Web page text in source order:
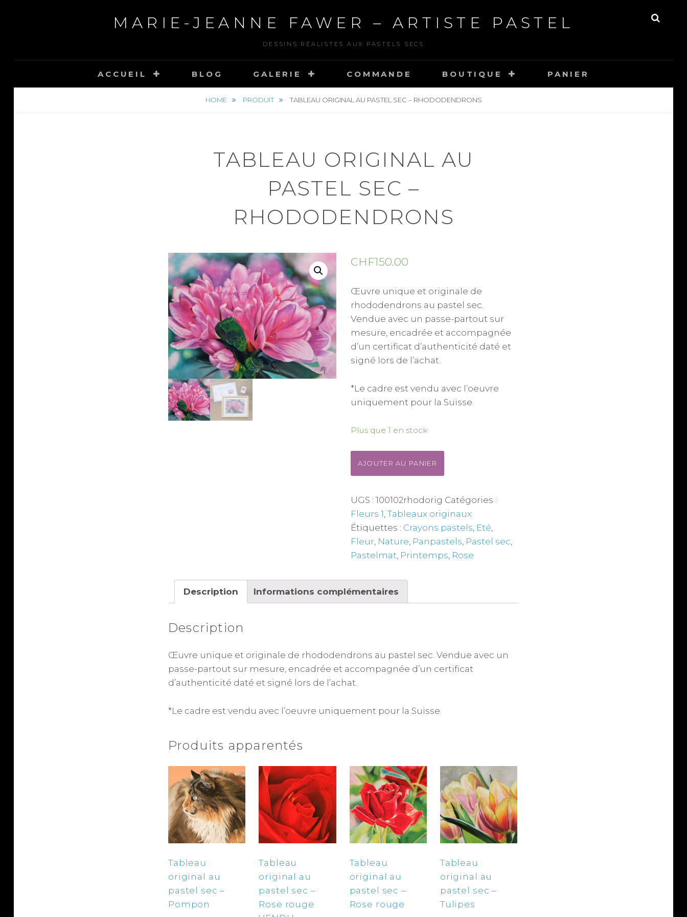
MARIE-JEANNE FAWER – ARTISTE PASTEL
DESSINS RÉALISTES AUX PASTELS SECS
ACCUEIL BLOG GALERIE COMMANDE BOUTIQUE PANIER
HOME PRODUIT TABLEAU ORIGINAL AU PASTEL SEC – RHODODENDRONS
TABLEAU ORIGINAL AU
PASTEL SEC –
RHODODENDRONS
CHF150.00
Œuvre unique et originale de
rhododendrons au pastel sec.
Vendue avec un passe-partout sur
mesure, encadrée et accompagnée
d’un certificat d’authenticité daté et
signé lors de l’achat.
*Le cadre est vendu avec l’oeuvre
uniquement pour la Suisse.
Plus que 1 en stock
AJOUTER AU PANIER
UGS : 100102rhodorig Catégories :
Fleurs 1,Tableaux originaux
Étiquettes : Crayons pastels, Eté,
Fleur, Nature, Panpastels, Pastel sec,
Pastelmat, Printemps, Rose
Description Informations complémentaires
Description
Œuvre unique et originale de rhododendrons au pastel sec. Vendue avec un
passe-partout sur mesure, encadrée et accompagnée d’un certificat
d’authenticité daté et signé lors de l’achat.
*Le cadre est vendu avec l’oeuvre uniquement pour la Suisse.
Produits apparentés
Tableau
original au
pastel sec –
Pompon
Tableau
original au
pastel sec –
Rose rouge
Tableau
original au
pastel sec –
Rose rouge
Tableau
original au
pastel sec –
Tulipes